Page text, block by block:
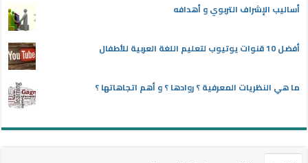
أساليب الإشراف التربوي و أهدافه
أفضل 10 قنوات يوتيوب لتعليم اللغة العربية للأطفال
ما هي النظريات المعرفية ؟ روادها ؟ و أهم اتجاهاتها ؟